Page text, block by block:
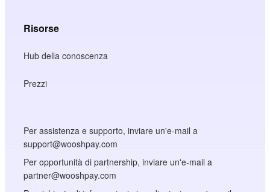
Risorse
Hub della conoscenza
Prezzi
Per assistenza e supporto, inviare un'e-mail a
support@wooshpay.com
Per opportunità di partnership, inviare un'e-mail a
partner@wooshpay.com